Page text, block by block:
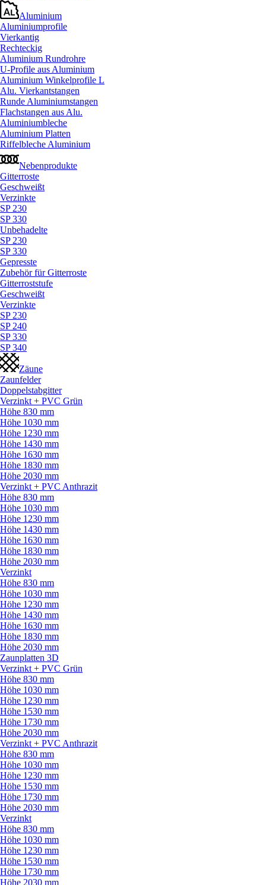
Aluminium
Aluminiumprofile
Vierkantig
Rechteckig
Aluminium Rundrohre
U-Profile aus Aluminium
Aluminium Winkelprofile L
Alu. Vierkantstangen
Runde Aluminiumstangen
Flachstangen aus Alu.
Aluminiumbleche
Aluminium Platten
Riffelbleche Aluminium
Nebenprodukte
Gitterroste
Geschweißt
Verzinkte
SP 230
SP 330
Unbehadelte
SP 230
SP 330
Gepresste
Zubehör für Gitterroste
Gitterroststufe
Geschweißt
Verzinkte
SP 230
SP 240
SP 330
SP 340
Zäune
Zaunfelder
Doppelstabgitter
Verzinkt + PVC Grün
Höhe 830 mm
Höhe 1030 mm
Höhe 1230 mm
Höhe 1430 mm
Höhe 1630 mm
Höhe 1830 mm
Höhe 2030 mm
Verzinkt + PVC Anthrazit
Höhe 830 mm
Höhe 1030 mm
Höhe 1230 mm
Höhe 1430 mm
Höhe 1630 mm
Höhe 1830 mm
Höhe 2030 mm
Verzinkt
Höhe 830 mm
Höhe 1030 mm
Höhe 1230 mm
Höhe 1430 mm
Höhe 1630 mm
Höhe 1830 mm
Höhe 2030 mm
Zaunplatten 3D
Verzinkt + PVC Grün
Höhe 830 mm
Höhe 1030 mm
Höhe 1230 mm
Höhe 1530 mm
Höhe 1730 mm
Höhe 2030 mm
Verzinkt + PVC Anthrazit
Höhe 830 mm
Höhe 1030 mm
Höhe 1230 mm
Höhe 1530 mm
Höhe 1730 mm
Höhe 2030 mm
Verzinkt
Höhe 830 mm
Höhe 1030 mm
Höhe 1230 mm
Höhe 1530 mm
Höhe 1730 mm
Höhe 2030 mm